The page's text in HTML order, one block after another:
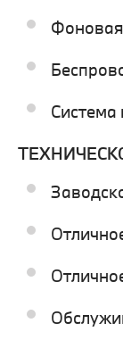
Фоновая
Система